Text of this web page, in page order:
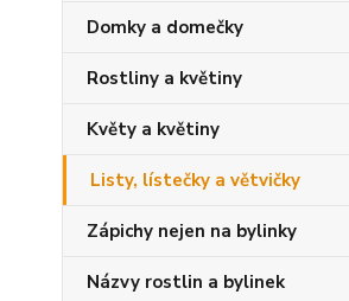
Domky a domečky
Rostliny a květiny
Květy a květiny
Listy, lístečky a větvičky
Zápichy nejen na bylinky
Názvy rostlin a bylinek